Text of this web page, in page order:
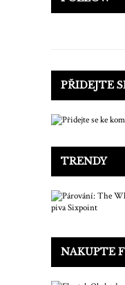
PŘIDEJTE
TRENDY
NAKUPTE